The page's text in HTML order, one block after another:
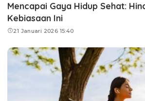
Mencapai Gaya Hidup Sehat:
Kebiasaan Ini
21 Januari 2026 15:40